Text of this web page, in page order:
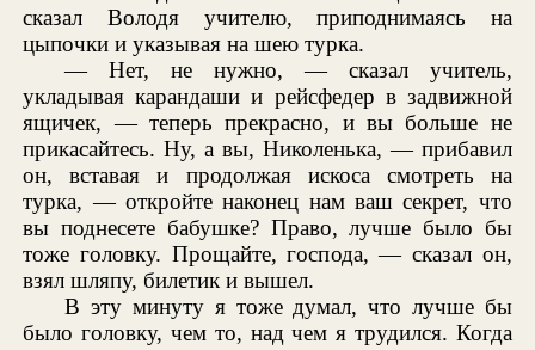
сказал Володя учителю, приподнимаясь на
цыпочки и указывая на шею турка.
— Нет, не нужно, — сказал учитель,
укладывая карандаши и рейсфедер в задвижной
ящичек, — теперь прекрасно, и вы больше не
прикасайтесь. Ну, а вы, Николенька, — прибавил
он, вставая и продолжая искоса смотреть на
турка, — откройте наконец нам ваш секрет, что
вы поднесете бабушке? Право, лучше было бы
тоже головку. Прощайте, господа, — сказал он,
взял шляпу, билетик и вышел.
В эту минуту я тоже думал, что лучше бы
было головку, чем то, над чем я трудился. Когда